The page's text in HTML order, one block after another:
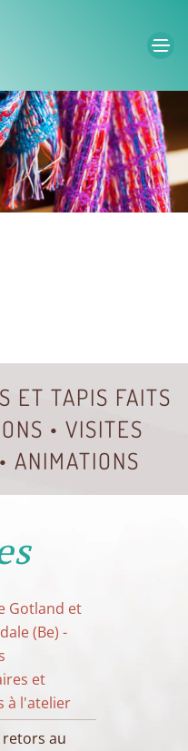
ET TAPIS FAITS
• VISITES
ANIMATIONS
Gotland et
(Be) -
et
à l'atelier
retors au